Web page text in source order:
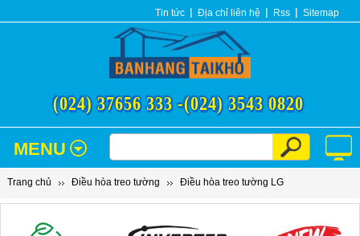
Tin tức Địa chỉ liên hệ Rss Sitemap
(024) 37656 333 -(024) 3543 0820
MENU
Trang chủ Điều hòa treo tường Điều hòa treo tường LG